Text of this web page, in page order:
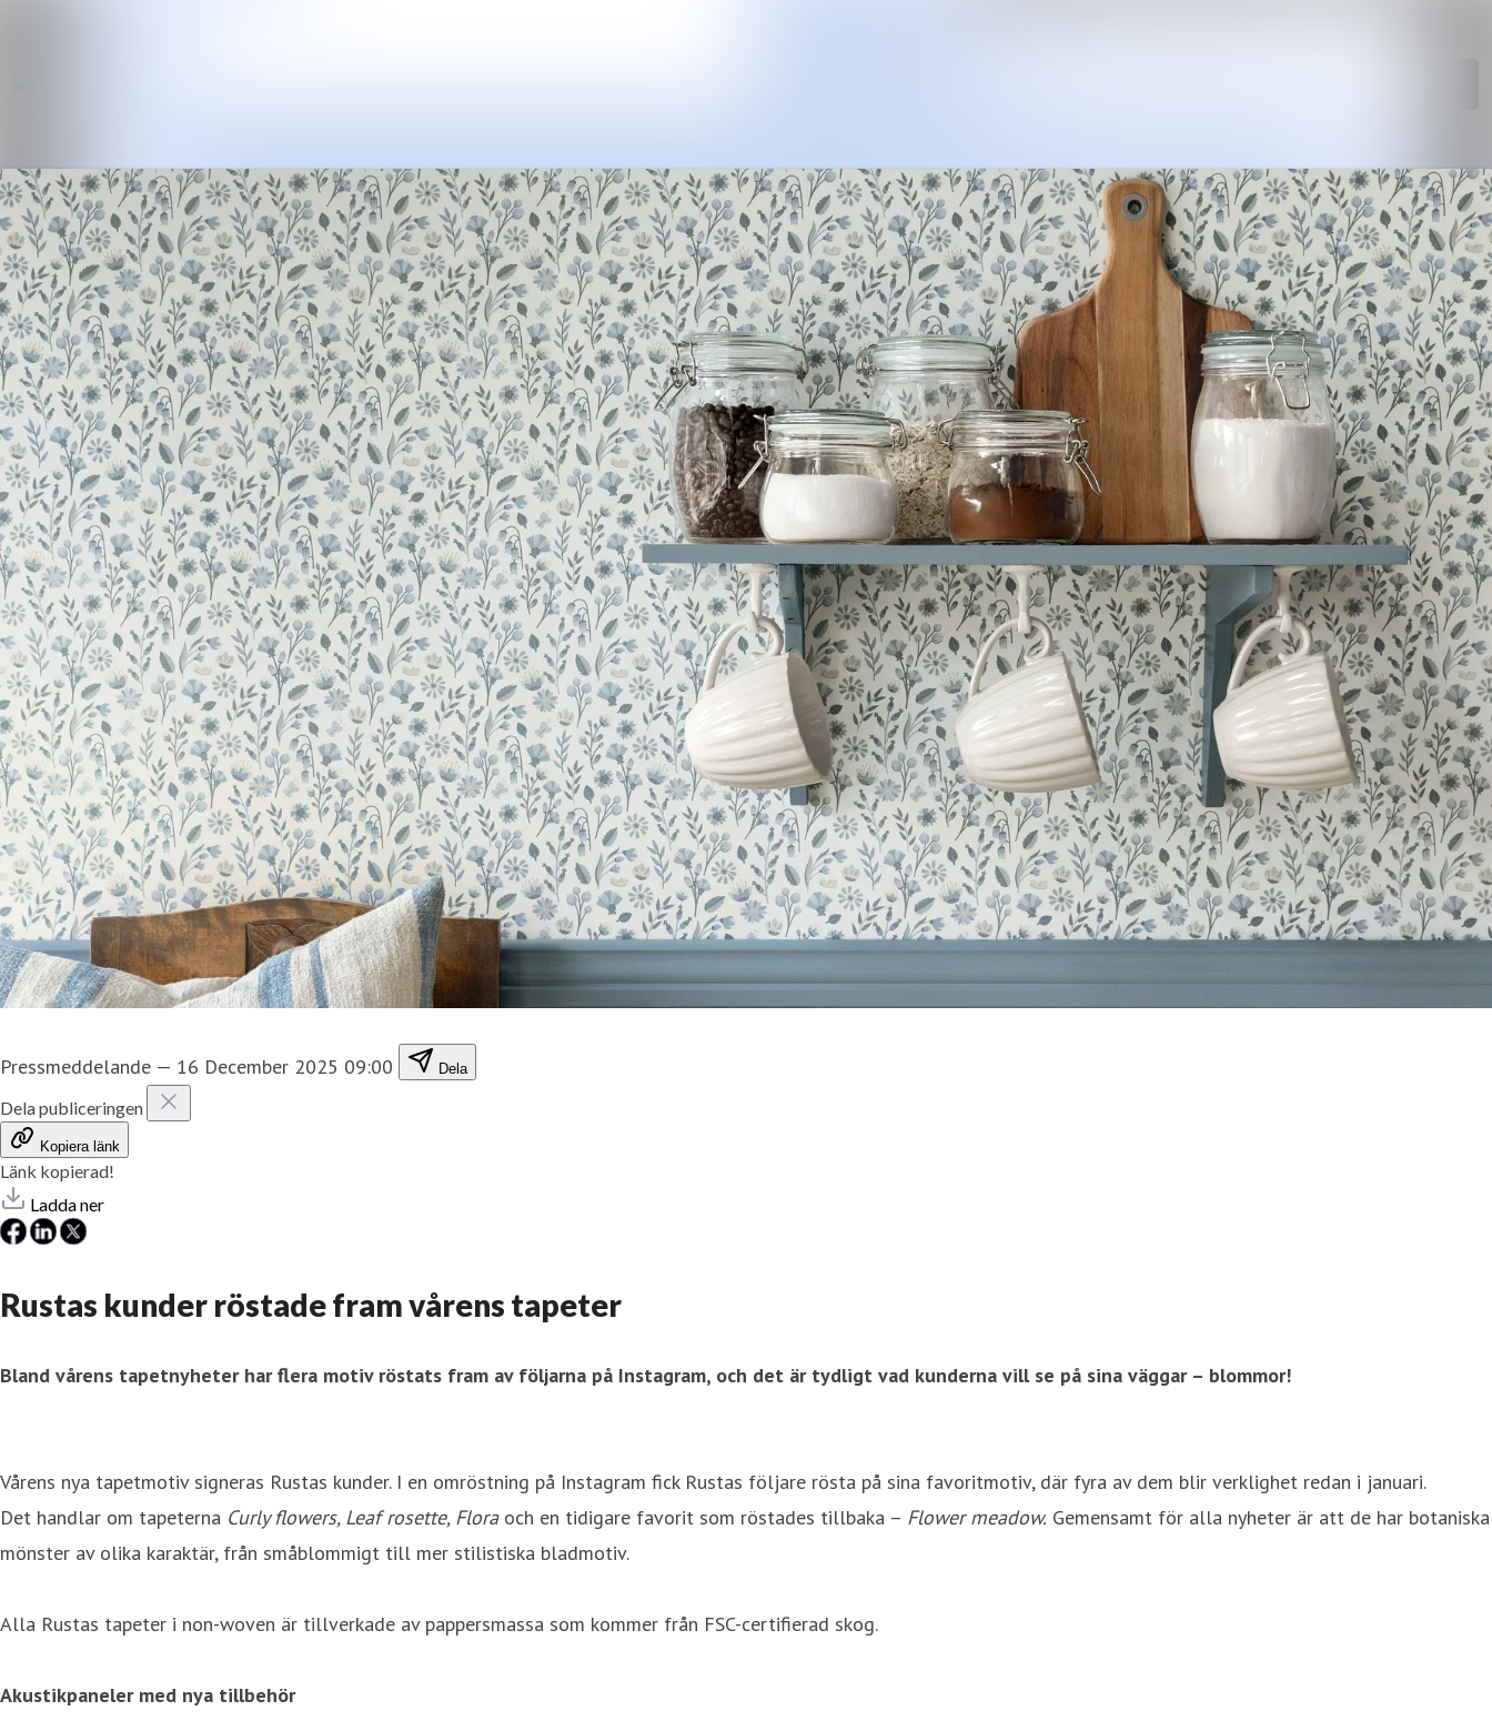
Pressmeddelande — 16 December 2025 09:00 Dela
Dela publiceringen
Kopiera länk
Länk kopierad!
Ladda ner
Rustas kunder röstade fram vårens tapeter
Bland vårens tapetnyheter har flera motiv röstats fram av följarna på Instagram, och det är tydligt vad kunderna vill se på sina väggar – blommor!
Vårens nya tapetmotiv signeras Rustas kunder. I en omröstning på Instagram fick Rustas följare rösta på sina favoritmotiv, där fyra av dem blir verklighet redan i januari.
Det handlar om tapeterna Curly flowers, Leaf rosette, Floraoch en tidigare favorit som röstades tillbaka – Flower meadow. Gemensamt för alla nyheter är att de har botaniska
mönster av olika karaktär, från småblommigt till mer stilistiska bladmotiv.
Alla Rustas tapeter i non-woven är tillverkade av pappersmassa som kommer från FSC-certifierad skog.
Akustikpaneler med nya tillbehör